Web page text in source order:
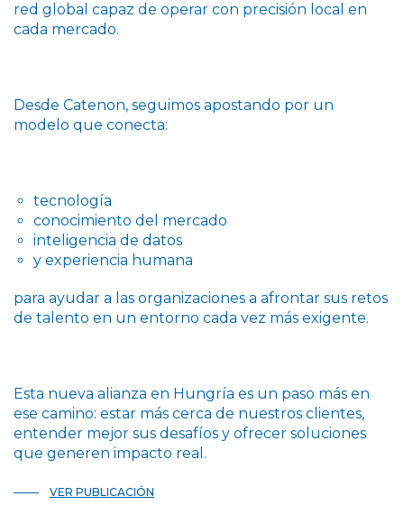
red global capaz de operar con precisión local en
cada mercado.
Desde Catenon, seguimos apostando por un
modelo que conecta:
tecnología
conocimiento del mercado
inteligencia de datos
y experiencia humana
para ayudar a las organizaciones a afrontar sus retos
de talento en un entorno cada vez más exigente.
Esta nueva alianza en Hungría es un paso más en
ese camino: estar más cerca de nuestros clientes,
entender mejor sus desafíos y ofrecer soluciones
que generen impacto real.
VER PUBLICACIÓN